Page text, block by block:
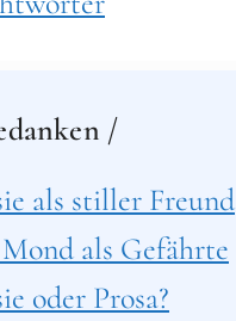
/
als stiller Freund
als Gefährte
oder Prosa?